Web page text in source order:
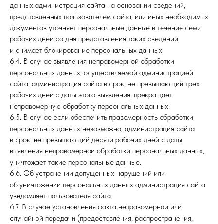
данных администрация сайта на основании сведений,
представленных пользователем сайта, или иных необходимых
документов уточняет персональные данные в течение семи
рабочих дней со дня представления таких сведений
и снимает блокирование персональных данных.
6.4. В случае выявления неправомерной обработки
персональных данных, осуществляемой администрацией
сайта, администрация сайта в срок, не превышающий трех
рабочих дней с даты этого выявления, прекращает
неправомерную обработку персональных данных.
6.5. В случае если обеспечить правомерность обработки
персональных данных невозможно, администрация сайта
в срок, не превышающий десяти рабочих дней с даты
выявления неправомерной обработки персональных данных,
уничтожает такие персональные данные.
6.6. Об устранении допущенных нарушений или
об уничтожении персональных данных администрация сайта
уведомляет пользователя сайта.
6.7. В случае установления факта неправомерной или
случайной передачи (предоставления, распространения,